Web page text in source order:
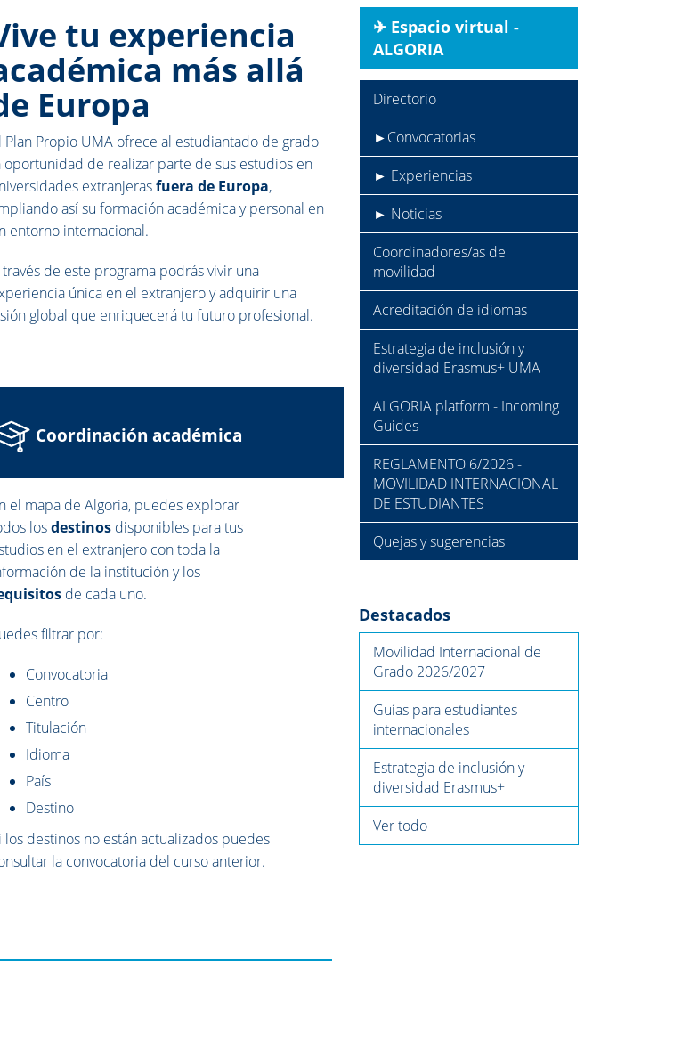
tu experiencia
más allá
Europa
Plan Propio UMA ofrece al estudiantado de grado
oportunidad de realizar parte de sus estudios en
extranjerasfuera de Europa,
así su formación académica y personal en
entorno internacional.
través de este programa podrás vivir una
única en el extranjero y adquirir una
global que enriquecerá tu futuro profesional.
Coordinación académica
el mapa de Algoria, puedes explorar
losdestinosdisponibles para tus
en el extranjero con toda la
de la institución y los
de cada uno.
filtrar por:
Convocatoria
Centro
Titulación
Idioma
País
Destino
los destinos no están actualizados puedes
la convocatoria del curso anterior.
✈︎ Espacio virtual -
ALGORIA
Directorio
►Convocatorias
► Experiencias
► Noticias
Coordinadores/as de
movilidad
Acreditación de idiomas
Estrategia de inclusión y
diversidad Erasmus+ UMA
ALGORIA platform - Incoming
Guides
REGLAMENTO 6/2026 -
MOVILIDAD INTERNACIONAL
DE ESTUDIANTES
Quejas y sugerencias
Destacados
Movilidad Internacional de
Grado 2026/2027
Guías para estudiantes
internacionales
Estrategia de inclusión y
diversidad Erasmus+
Ver todo